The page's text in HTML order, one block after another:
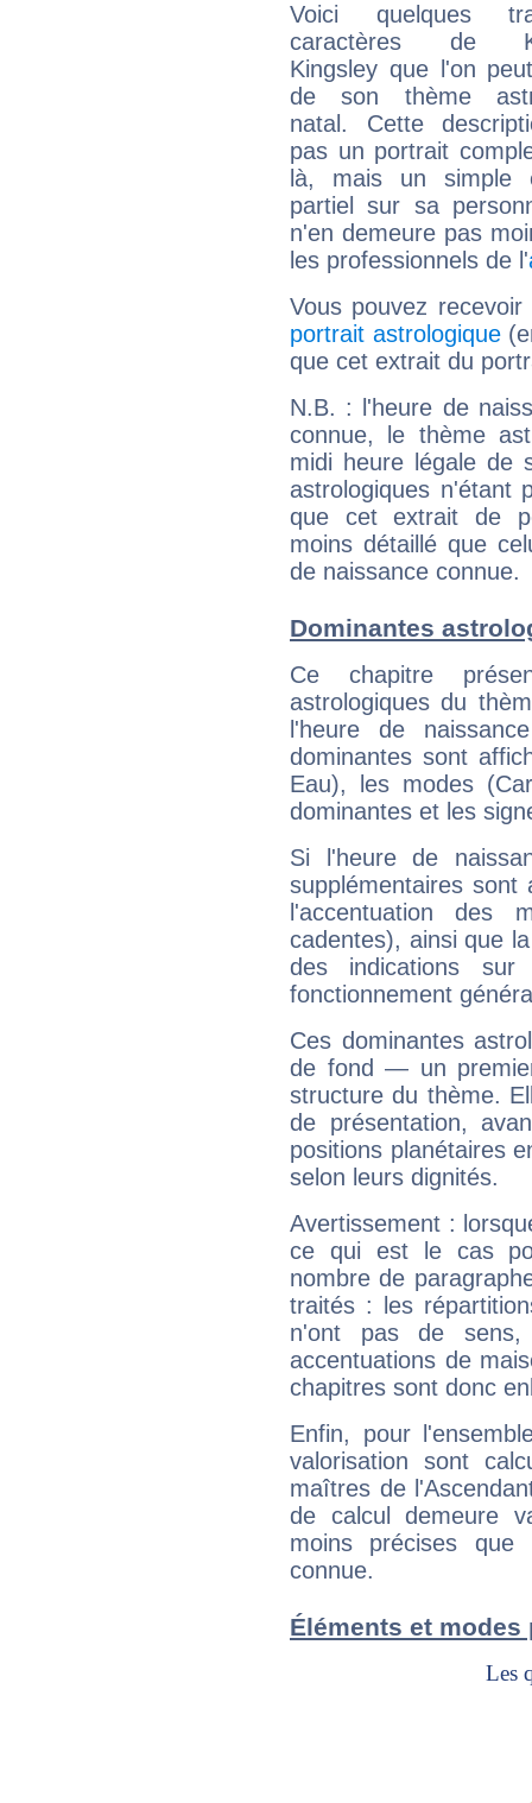
Voici quelques
caractères de
Kingsley que l'on
de son thème
natal. Cette
pas un portrait
là, mais un simple
partiel sur sa
n'en demeure pas
les professionnels de l'
Vous pouvez
portrait astrologique
que cet extrait du
N.B. : l'heure de
connue, le thème
midi heure légale de
astrologiques n'étant
que cet extrait de
moins détaillé que
de naissance connue.
Dominantes
Ce chapitre
astrologiques du
l'heure de
dominantes sont
Eau), les modes
dominantes et les
Si l'heure de
supplémentaires sont
l'accentuation des
cadentes), ainsi que
des indications sur
fonctionnement
Ces dominantes
de fond — un
structure du thème.
de présentation,
positions planétaires
selon leurs dignités.
Avertissement :
ce qui est le cas
nombre de
traités : les
n'ont pas de sens,
accentuations de
chapitres sont donc
Enfin, pour
valorisation sont
maîtres de
de calcul demeure
moins précises que
connue.
Éléments et